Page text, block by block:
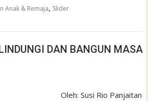
Anak & Remaja, Slider
DAN BANGUN MASA
Oleh: Susi Rio Panjaitan